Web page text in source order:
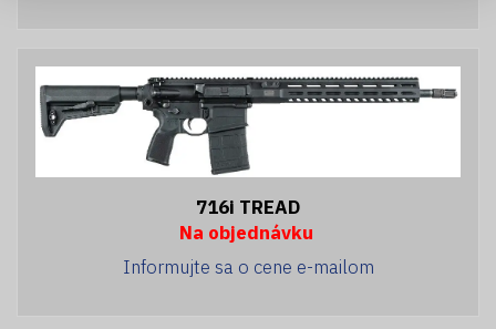
716i TREAD
Na objednávku
Informujte sa o cene e-mailom